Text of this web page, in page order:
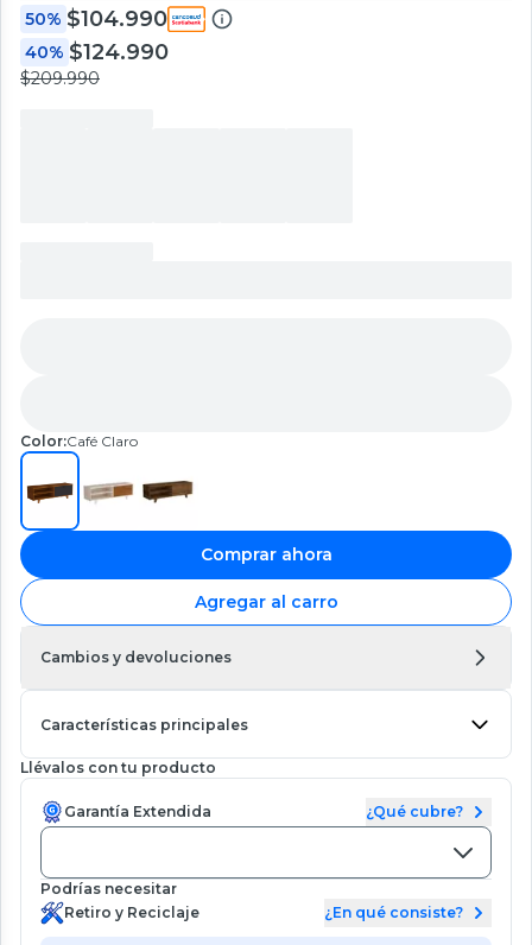
50% $104.990
40% $124.990
$209.990
Color:Café Claro
Comprar ahora
Agregar al carro
Cambios y devoluciones
Características principales
Llévalos con tu producto
Garantía Extendida ¿Qué cubre?
Podrías necesitar
Retiro y Reciclaje
¿En qué consiste?